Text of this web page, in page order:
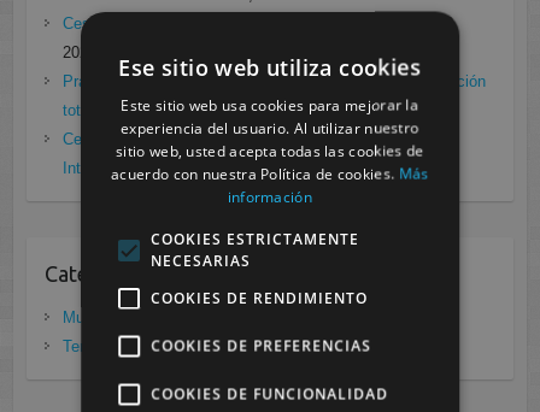
Cesur Murcia en directo con Pedro G. Aguado.
enero 28,
2021
Prácticas de Radiología Simple en Cesur Murcia. Protección
total frente a Covid19 enero 26, 2021
Cesur Murcia: Premio Especial FP, XIII Congreso
Internacional Enfermedades raras noviembre 26, 2020
Categorias
Murcia
Tenerife
Ese sitio web utiliza cookies
Este sitio web usa cookies para mejorar la
experiencia del usuario. Al utilizar nuestro
sitio web, usted acepta todas las cookies de
acuerdo con nuestra Política de cookies. Más
información
COOKIES ESTRICTAMENTE
NECESARIAS
COOKIES DE RENDIMIENTO
COOKIES DE PREFERENCIAS
COOKIES DE FUNCIONALIDAD